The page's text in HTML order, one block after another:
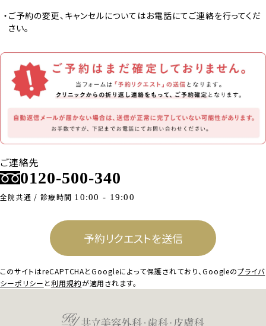
ご予約の変更、キャンセルについてはお電話にてご連絡を行ってくだ
さい。
ご連絡先
0120-500-340
全院共通 / 診療時間 10:00 - 19:00
予約リクエストを送信
このサイトはreCAPTCHAとGoogleによって保護されており、 Googleのプライバ
シーポリシー と利用規約が適用されます。